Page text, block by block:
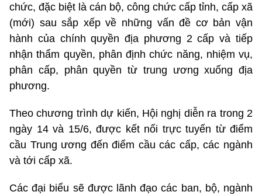
chức, đặc biệt là cán bộ, công chức cấp tỉnh, cấp xã
(mới) sau sắp xếp về những vấn đề cơ bản vận
hành của chính quyền địa phương 2 cấp và tiếp
nhận thẩm quyền, phân định chức năng, nhiệm vụ,
phân cấp, phân quyền từ trung ương xuống địa
phương.
Theo chương trình dự kiến, Hội nghị diễn ra trong 2
ngày 14 và 15/6, được kết nối trực tuyến từ điểm
cầu Trung ương đến điểm cầu các cấp, các ngành
và tới cấp xã.
Các đại biểu sẽ được lãnh đạo các ban, bộ, ngành